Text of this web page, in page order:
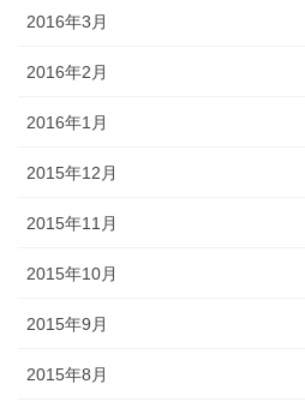
2016年3月
2016年2月
2016年1月
2015年12月
2015年11月
2015年10月
2015年9月
2015年8月